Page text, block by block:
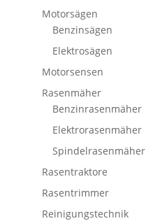
Motorsägen
Benzinsägen
Elektrosägen
Motorsensen
Rasenmäher
Benzinrasenmäher
Elektrorasenmäher
Spindelrasenmäher
Rasentraktore
Rasentrimmer
Reinigungstechnik